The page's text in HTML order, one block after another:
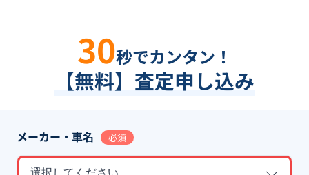
30秒でカンタン！
【無料】査定申し込み
メーカー・車名 必須